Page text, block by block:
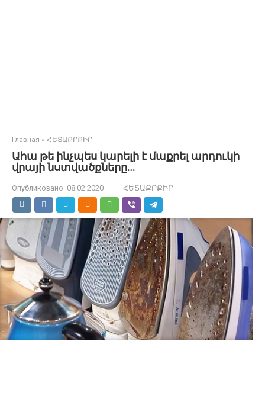
Главная » ՀԵՏԱՔՐՔԻՐ
Ահա թե ինչպես կարելի է մաքրել արդուկի
վրայի նստվածքները…
Опубликовано: 08.02.2020 ՀԵՏԱՔՐՔԻՐ